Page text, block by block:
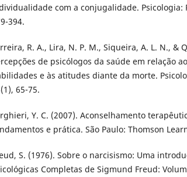
com a conjugalidade. Psicologia:
394.
R. A., Lira, N. P. M., Siqueira, A. L. N., &
de psicólogos da saúde em relação
e às atitudes diante da morte.
65-75.
Y. C. (2007). Aconselhamento
e prática. São Paulo: Thomson
S. (1976). Sobre o narcisismo: Uma
Completas de Sigmund Freud: